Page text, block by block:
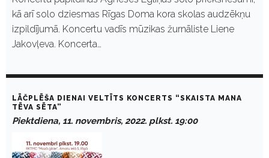
kā arī solo dziesmas Rīgas Doma kora skolas audzēkņu
izpildījumā. Koncertu vadīs mūzikas žurnāliste Liene
Jakovļeva. Koncerta…
LĀČPLĒŠA DIENAI VELTĪTS KONCERTS “SKAISTA MANA
TĒVA SĒTA”
Piektdiena, 11. novembris, 2022. plkst. 19:00